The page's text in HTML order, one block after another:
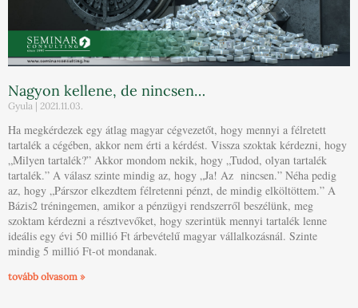
Nagyon kellene, de nincsen…
Gyula 2021.11.03.
Ha megkérdezek egy átlag magyar cégvezetőt, hogy mennyi a félretett
tartalék a cégében, akkor nem érti a kérdést. Vissza szoktak kérdezni, hogy
„Milyen tartalék?” Akkor mondom nekik, hogy „Tudod, olyan tartalék
tartalék.” A válasz szinte mindig az, hogy „Ja! Az nincsen.” Néha pedig
az, hogy „Párszor elkezdtem félretenni pénzt, de mindig elköltöttem.” A
Bázis2 tréningemen, amikor a pénzügyi rendszerről beszélünk, meg
szoktam kérdezni a résztvevőket, hogy szerintük mennyi tartalék lenne
ideális egy évi 50 millió Ft árbevételű magyar vállalkozásnál. Szinte
mindig 5 millió Ft-ot mondanak.
tovább olvasom »